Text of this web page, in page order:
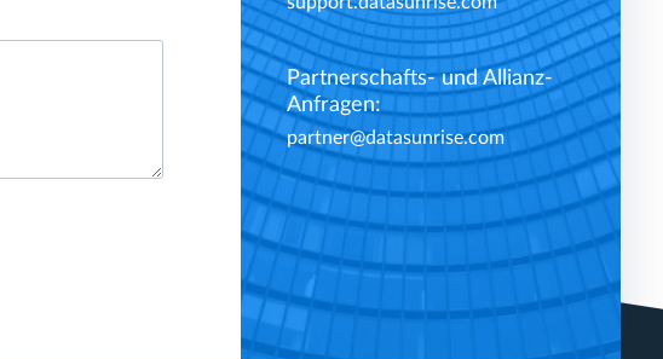
Partnerschafts- und Allianz-
Anfragen:
partner@datasunrise.com